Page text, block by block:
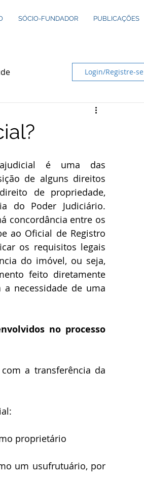
SÓCIO-FUNDADOR PUBLICAÇÕES
Login/Registre-se
é uma das
de alguns direitos
de propriedade,
do Poder Judiciário.
concordância entre os
ao Oficial de Registro
os requisitos legais
do imóvel, ou seja,
feito diretamente
necessidade de uma
no processo
proprietário